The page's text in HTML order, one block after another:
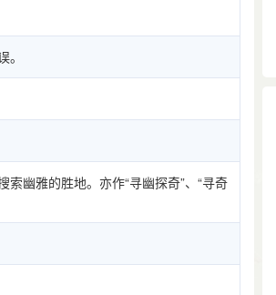
幽雅的胜地。亦作“寻幽探奇”、“寻奇